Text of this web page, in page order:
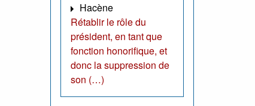
Hacène
Rétablir le rôle du
président, en tant que
fonction honorifique, et
donc la suppression de
son (…)